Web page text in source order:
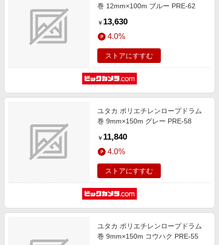
巻 12mm×100m ブルー PRE-62
￥ 13,630
4.0%
ストアにすすむ
ユタカ ポリエチレンロープドラム
巻 9mm×150m グレー PRE-58
￥ 11,840
4.0%
ストアにすすむ
ユタカ ポリエチレンロープドラム
巻 9mm×150m コウハク PRE-55